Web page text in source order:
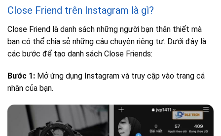
Close Friend trên Instagram là gì?
Close Friend là danh sách những người bạn thân thiết mà
bạn có thể chia sẻ những câu chuyện riêng tư. Dưới đây là
các bước để tạo danh sách Close Friends:
Bước 1: Mở ứng dụng Instagram và truy cập vào trang cá
nhân của bạn.